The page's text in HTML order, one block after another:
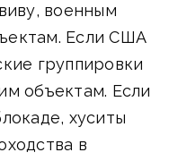
военным
Если США
группировки
объектам. Если
хуситы
в